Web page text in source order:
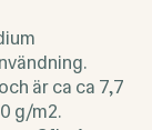
är ca ca 7,7
g/m2.